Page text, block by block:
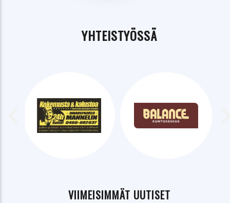
YHTEISTYÖSSÄ
VIIMEISIMMÄT UUTISET